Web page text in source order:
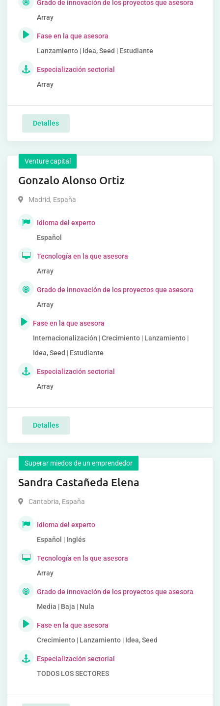
Grado de innovación de los proyectos que asesora
Array
Fase en la que asesora
Lanzamiento | Idea, Seed | Estudiante
Especialización sectorial
Array
Detalles
Venture capital
Gonzalo Alonso Ortiz
Madrid, España
Idioma del experto
Español
Tecnología en la que asesora
Array
Grado de innovación de los proyectos que asesora
Array
Fase en la que asesora
Internacionalización | Crecimiento | Lanzamiento |
Idea, Seed | Estudiante
Especialización sectorial
Array
Detalles
Superar miedos de un emprendedor
Sandra Castañeda Elena
Cantabria, España
Idioma del experto
Español | Inglés
Tecnología en la que asesora
Array
Grado de innovación de los proyectos que asesora
Media | Baja | Nula
Fase en la que asesora
Crecimiento | Lanzamiento | Idea, Seed
Especialización sectorial
TODOS LOS SECTORES